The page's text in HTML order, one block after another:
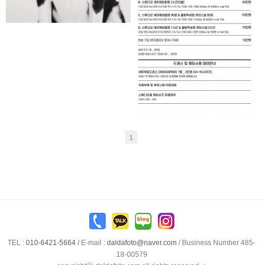
STUDIO DALDAFOTO _
세미웨딩촬영 안내
1
TEL : 010-6421-5664 / E-mail : daldafoto@naver.com / Business Number 485-
18-00579